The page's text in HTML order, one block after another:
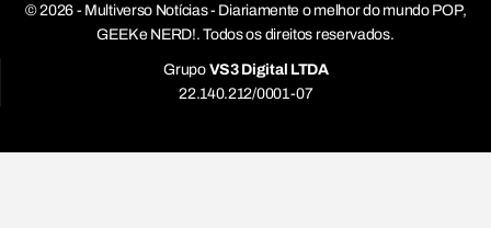
© 2026 - Multiverso Notícias - Diariamente o melhor do mundo POP,
GEEK e NERD!. Todos os direitos reservados.
Grupo VS3 Digital LTDA
22.140.212/0001-07